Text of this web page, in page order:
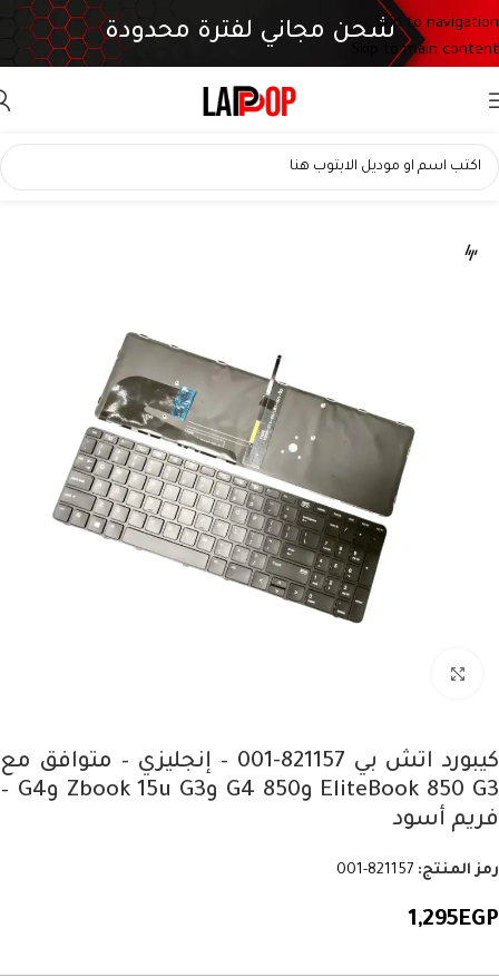
Skip to navigation
Skip to main content
شحن مجاني لفترة محدودة
كيبورد اتش بي 821157-001 – إنجليزي – متوافق مع
EliteBook 850 G3 و850 G4 وZbook 15u G3 وG4 –
فريم أسود
رمز المنتج: 821157-001
1,295EGP